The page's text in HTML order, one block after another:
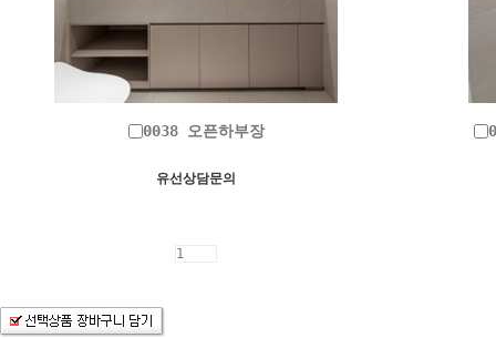
0038 오픈하부장
유선상담문의